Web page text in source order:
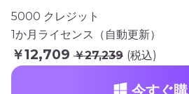
5000 クレジット
1か月ライセンス（自動更新）
￥12,709 ￥27,239 (税込)
今すぐ